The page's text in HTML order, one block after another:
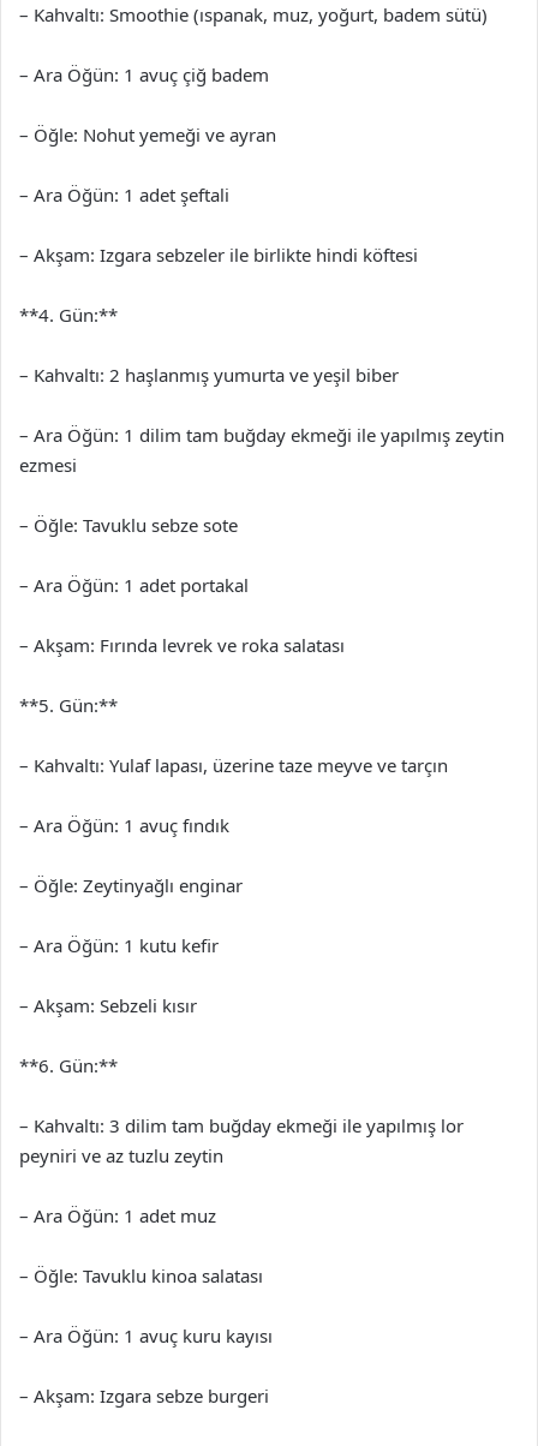
– Kahvaltı: Smoothie (ıspanak, muz, yoğurt, badem sütü)
– Ara Öğün: 1 avuç çiğ badem
– Öğle: Nohut yemeği ve ayran
– Ara Öğün: 1 adet şeftali
– Akşam: Izgara sebzeler ile birlikte hindi köftesi
**4. Gün:**
– Kahvaltı: 2 haşlanmış yumurta ve yeşil biber
– Ara Öğün: 1 dilim tam buğday ekmeği ile yapılmış zeytin
ezmesi
– Öğle: Tavuklu sebze sote
– Ara Öğün: 1 adet portakal
– Akşam: Fırında levrek ve roka salatası
**5. Gün:**
– Kahvaltı: Yulaf lapası, üzerine taze meyve ve tarçın
– Ara Öğün: 1 avuç fındık
– Öğle: Zeytinyağlı enginar
– Ara Öğün: 1 kutu kefir
– Akşam: Sebzeli kısır
**6. Gün:**
– Kahvaltı: 3 dilim tam buğday ekmeği ile yapılmış lor
peyniri ve az tuzlu zeytin
– Ara Öğün: 1 adet muz
– Öğle: Tavuklu kinoa salatası
– Ara Öğün: 1 avuç kuru kayısı
– Akşam: Izgara sebze burgeri